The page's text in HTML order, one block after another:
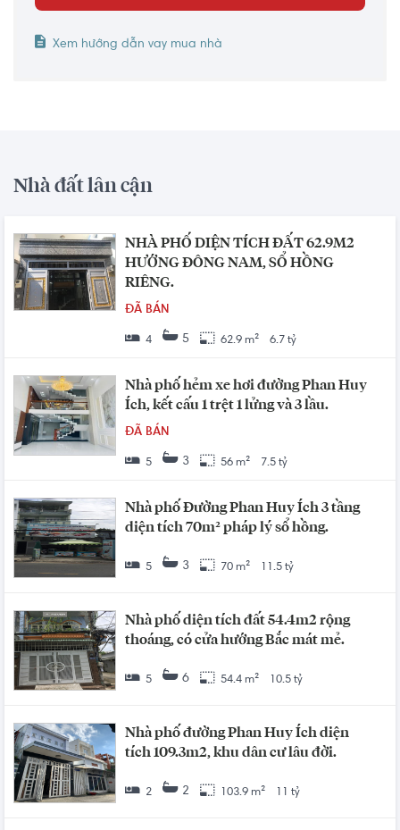
Xem hướng dẫn vay mua nhà
Nhà đất lân cận
NHÀ PHỐ DIỆN TÍCH ĐẤT 62.9M2
HƯỚNG ĐÔNG NAM, SỔ HỒNG
RIÊNG.
ĐÃ BÁN
4 5 62.9 m² 6.7 tỷ
Nhà phố hẻm xe hơi đường Phan Huy
Ích, kết cấu 1 trệt 1 lửng và 3 lầu.
ĐÃ BÁN
5 3 56 m² 7.5 tỷ
Nhà phố Đường Phan Huy Ích 3 tầng
diện tích 70m² pháp lý sổ hồng.
5 3 70 m² 11.5 tỷ
Nhà phố diện tích đất 54.4m2 rộng
thoáng, có cửa hướng Bắc mát mẻ.
5 6 54.4 m² 10.5 tỷ
Nhà phố đường Phan Huy Ích diện
tích 109.3m2, khu dân cư lâu đời.
2 2 103.9 m² 11 tỷ